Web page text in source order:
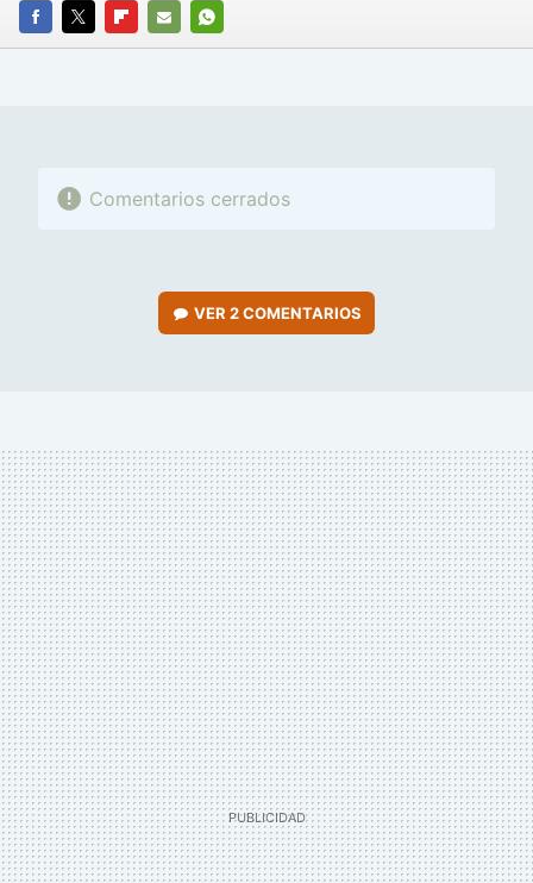
FACEBOOK
TWITTERFLIPBOARD
E-
WHATSAPP
Comentarios cerrados
VER2 COMENTARIOS